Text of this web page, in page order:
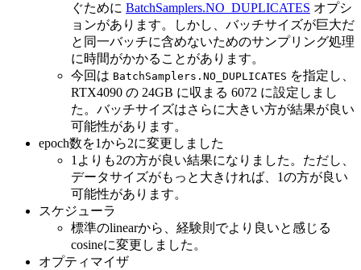
ぐために BatchSamplers.NO_DUPLICATES オプシ
ョンがあります。しかし、バッチサイズが巨大だ
と同一バッチに含めないためのサンプリング処理
に時間がかかることがあります。
今回は BatchSamplers.NO_DUPLICATES を指定し、
RTX4090 の 24GB に収まる 6072 に設定しまし
た。バッチサイズはさらに大きい方が結果が良い
可能性があります。
epoch数を1から2に変更しました
1よりも2の方が良い結果になりました。ただし、
データサイズがもっと大きければ、1の方が良い
可能性があります。
スケジューラ
標準のlinearから、経験則でより良いと感じる
cosineに変更しました。
オプティマイザ